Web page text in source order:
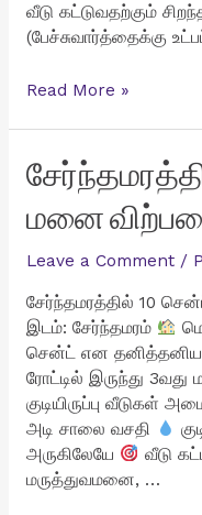
வீடு கட்டுவதற்கும்
(பேச்சுவார்த்தைக்கு
சுரண்டை
4
சென்ட்
வீட்டு
விற்பனைக்கு
Read More »
மனை
Leave a Comment /
சேர்ந்தமரத்தில் 10
இடம்: சேர்ந்தமரம்
சென்ட் என
ரோட்டில் இருந்து
குடியிருப்பு வீடுகள்
அடி சாலை வசதி
அருகிலேயே
வீடு
மருத்துவமனை, …